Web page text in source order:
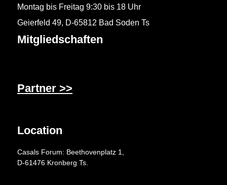
Montag bis Freitag 9:30 bis 18 Uhr
Geierfeld 49, D-65812 Bad Soden Ts
Mitgliedschaften
Partner >>
Location
Casals Forum: Beethovenplatz 1,
D-61476 Kronberg Ts.